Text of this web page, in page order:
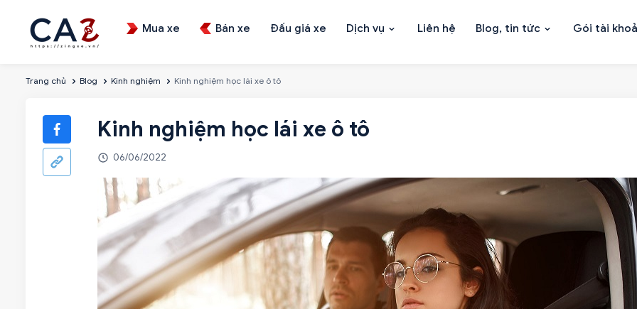
Mua xe Bán xe Đấu giá xe Dịch vụ Liên hệ Blog, tin tức Gói tài
Trang chủ Blog Kinh nghiệm Kinh nghiệm học lái xe ô tô
Kinh nghiệm học lái xe ô tô
06/06/2022